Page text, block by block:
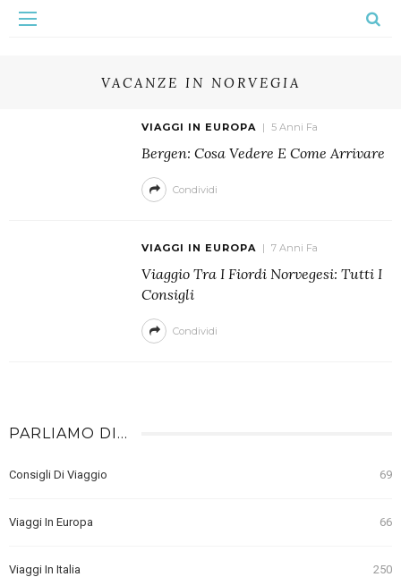
VACANZE IN NORVEGIA
VIAGGI IN EUROPA 5 Anni Fa
Bergen: Cosa Vedere E Come Arrivare
Condividi
VIAGGI IN EUROPA 7 Anni Fa
Viaggio Tra I Fiordi Norvegesi: Tutti I
Consigli
Condividi
PARLIAMO DI…
Consigli Di Viaggio 69
Viaggi In Europa 66
Viaggi In Italia 250